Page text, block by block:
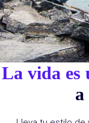
La vida es